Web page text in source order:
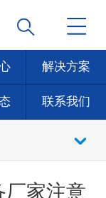
解决方案
联系我们
厂家注意